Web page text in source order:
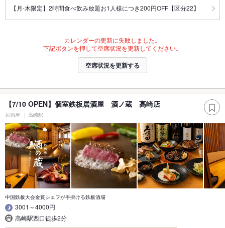
【月‐木限定】2時間食べ飲み放題お1人様につき200円OFF【区分22】
カレンダーの更新に失敗しました。
下記ボタンを押して空席状況を更新してください。
空席状況を更新する
【7/10 OPEN】個室鉄板居酒屋 酒ノ蔵 高崎店
居酒屋 高崎駅
中国鉄板大会金賞シェフが手掛ける鉄板酒場
3001～4000円
高崎駅西口徒歩2分